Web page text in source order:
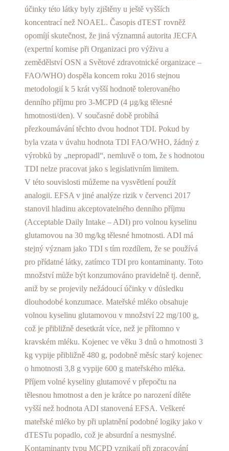
účinky této látky byly zjištěny u ještě vyšších
koncentrací než NOAEL. Časopis dTEST rovněž
opomíjí skutečnost, že jiná významná autorita JECFA
(expertní komise při Organizaci pro výživu a
zemědělství OSN a Světové zdravotnické organizace –
FAO/WHO) dospěla koncem roku 2016 stejnou
metodologií k 5 krát vyšší hodnotě tolerovaného
denního příjmu pro 3-MCPD (4 µg/kg tělesné
hmotnosti/den). V současné době probíhá
přezkoumávání těchto dvou hodnot TDI. Pokud by
byla vzata v úvahu hodnota TDI FAO/WHO, žádný z
výrobků by „nepropadl“, nemluvě o tom, že s hodnotou
TDI nelze pracovat jako s legislativním limitem.
V této souvislosti můžeme na vysvětlení použít
analogii. EFSA v jiné analýze rizik v červenci 2017
stanovil hladinu akceptovatelného denního příjmu
(Acceptable Daily Intake – ADI) pro volnou kyselinu
glutamovou na 30 mg/kg tělesné hmotnosti. ADI má
stejný význam jako TDI s tím rozdílem, že se používá
pro přídatné látky, zatímco TDI pro kontaminanty. Toto
množství může být konzumováno pravidelně tj. denně,
aniž by se projevily nežádoucí účinky v důsledku
dlouhodobé konzumace. Mateřské mléko obsahuje
volnou kyselinu glutamovou v množství 22 mg/100 g,
což je přibližně desetkrát více, než je přítomno v
kravském mléku. Kojenec ve věku 3 dnů o hmotnosti 3
kg vypije přibližně 480 g, podobně měsíc starý kojenec
o hmotnosti 3,8 g vypije 600 g mateřského mléka.
Příjem volné kyseliny glutamové v přepočtu na
tělesnou hmotnost a den je krátce po narození dítěte
vyšší než hodnota ADI stanovená EFSA. Veškeré
mateřské mléko by při uplatnění podobné logiky jako v
dTESTu popadlo, což je absurdní a nesmyslné.
Kontaminanty typu MCPD vznikají při zpracování